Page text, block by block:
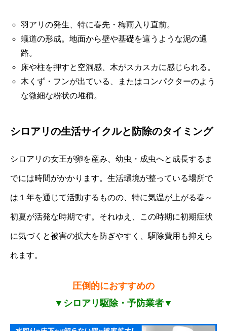
羽アリの発生、特に春先・梅雨入り直前。
蟻道の形成。地面から壁や基礎を這うような泥の通
路。
床や柱を押すと空洞感、木がスカスカに感じられる。
木くず・フンが出ている、またはコンパクターのよう
な微細な粉状の堆積。
シロアリの生活サイクルと防除のタイミング
シロアリの女王が卵を産み、幼虫・成虫へと成長するま
でには時間がかかります。生活環境が整っている場所で
は１年を通じて活動するものの、特に気温が上がる春～
初夏が活発な時期です。それゆえ、この時期に初期症状
に気づくと被害の拡大を防ぎやすく、駆除費用も抑えら
れます。
圧倒的におすすめの
▼シロアリ駆除・予防業者▼